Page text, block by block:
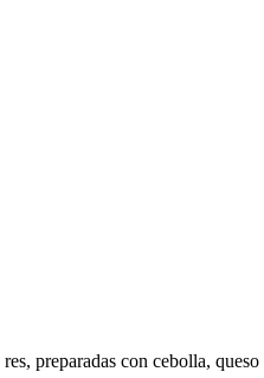
preparadas con cebolla, queso